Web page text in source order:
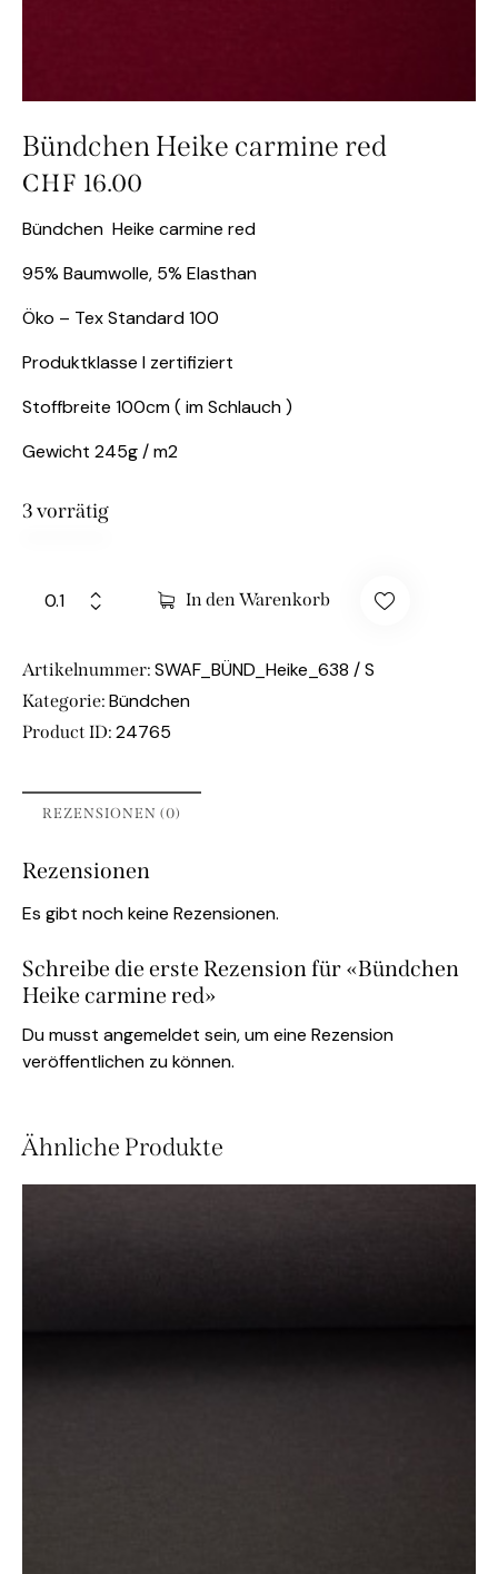
Bündchen Heike carmine red
CHF 16.00
Bündchen Heike carmine red
95% Baumwolle, 5% Elasthan
Öko – Tex Standard 100
Produktklasse I zertifiziert
Stoffbreite 100cm ( im Schlauch )
Gewicht 245g / m2
3 vorrätig
In den Warenkorb
Artikelnummer: SWAF_BÜND_Heike_638 / S
Kategorie: Bündchen
Product ID: 24765
REZENSIONEN (0)
Rezensionen
Es gibt noch keine Rezensionen.
Schreibe die erste Rezension für «Bündchen
Heike carmine red»
Du musst angemeldet sein, um eine Rezension
veröffentlichen zu können.
Ähnliche Produkte